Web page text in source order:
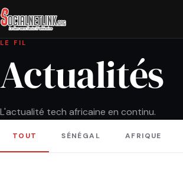
LE FIL
Actualités
L'actualité tech africaine en continu.
TOUT SÉNÉGAL AFRIQUE